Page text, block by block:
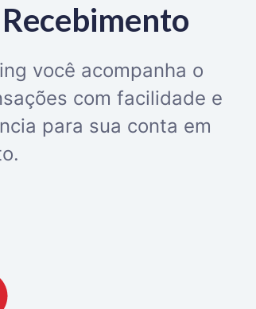
você acompanha o
com facilidade e
para sua conta em